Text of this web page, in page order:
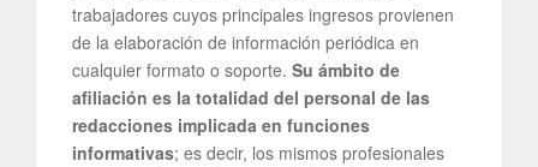
trabajadores cuyos principales ingresos provienen
de la elaboración de información periódica en
cualquier formato o soporte. Su ámbito de
afiliación es la totalidad del personal de las
redacciones implicada en funciones
informativas; es decir, los mismos profesionales